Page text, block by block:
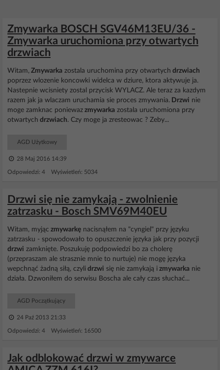
Zmywarka BOSCH SGV46M13EU/36 -
Zmywarka uruchomiona przy otwartych
drzwiach
Witam, Zmywarka zostala uruchomina przy otwartych drzwiach
poprzez wlozenie koncowki widelca w dziure, ktora aktywuje ja.
Nastepnie wcisniety zostal przycisk WYLACZ. Ale teraz za kazdym
razem jak ja wlaczam uruchamia sie proces zmywania. Drzwi nie
moge zamknac poniewaz zmywarka zostala uruchomiona przy
otwartych drzwiach. Czy moge ja zresteowac ? Zeby...
AGD Użytkowy
28 Maj 2016 14:39
Odpowiedzi: 4 Wyświetleń: 5034
Drzwi się nie zamykają - zwolnienie
zatrzasku - Bosch SMV69M40EU
Witam, myjąc zmywarkę nacisnąłem na "cyngiel" przy języku
zatrzasku - spowodowało to opuszczenie języka jak przy pozycji
drzwi zamknięte. Poszukuję podpowiedzi bo za cholerę
(przepraszam ale strasznie mnie to nurtuje) nie mogę języka
wepchnąć żadną siłą, czyli drzwi się nie zamykają i zmywarka nie
działa. Dzwoniłem do serwisu Boscha ale cały czas słuchać...
AGD Początkujący
24 Paź 2013 21:33
Odpowiedzi: 4 Wyświetleń: 16500
Jak odblokować drzwi w zmywarce